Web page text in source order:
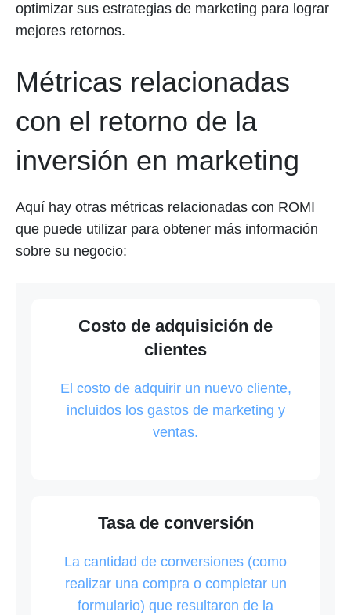
optimizar sus estrategias de marketing para lograr
mejores retornos.
Métricas relacionadas
con el retorno de la
inversión en marketing
Aquí hay otras métricas relacionadas con ROMI
que puede utilizar para obtener más información
sobre su negocio:
Costo de adquisición de
clientes
El costo de adquirir un nuevo cliente,
incluidos los gastos de marketing y
ventas.
Tasa de conversión
La cantidad de conversiones (como
realizar una compra o completar un
formulario) que resultaron de la